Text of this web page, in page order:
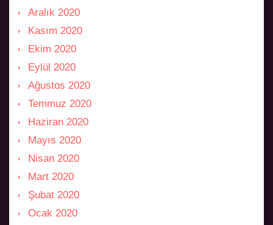
Aralık 2020
Kasım 2020
Ekim 2020
Eylül 2020
Ağustos 2020
Temmuz 2020
Haziran 2020
Mayıs 2020
Nisan 2020
Mart 2020
Şubat 2020
Ocak 2020